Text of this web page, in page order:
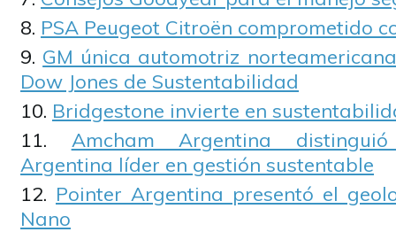
PSA Peugeot Citroën comprometido
GM única automotriz
Dow Jones de Sustentabilidad
Bridgestone invierte en
Amcham Argentina
Argentina líder en gestión sustentable
Pointer Argentina presentó el
Nano